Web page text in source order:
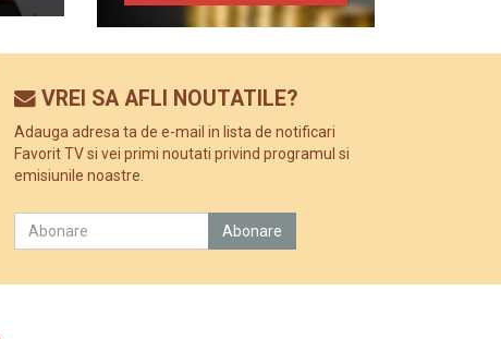
VREI SA AFLI NOUTATILE?
Adauga adresa ta de e-mail in lista de notificari
Favorit TV si vei primi noutati privind programul si
emisiunile noastre.